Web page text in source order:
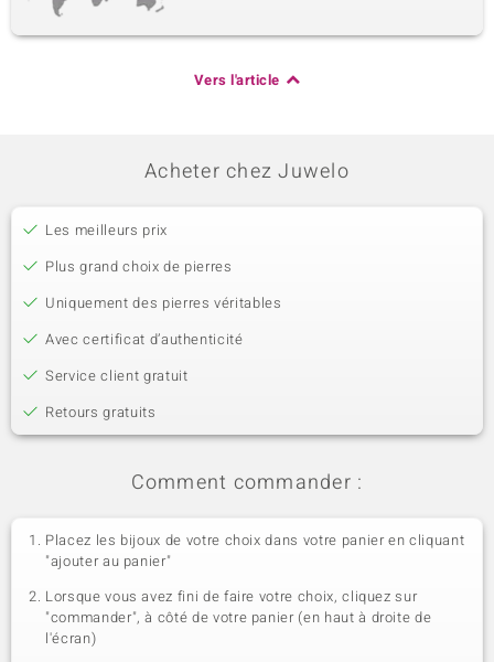
Vers l'article
Acheter chez Juwelo
Les meilleurs prix
Plus grand choix de pierres
Uniquement des pierres véritables
Avec certificat d’authenticité
Service client gratuit
Retours gratuits
Comment commander :
Placez les bijoux de votre choix dans votre panier en cliquant
"ajouter au panier"
Lorsque vous avez fini de faire votre choix, cliquez sur
"commander", à côté de votre panier (en haut à droite de
l'écran)